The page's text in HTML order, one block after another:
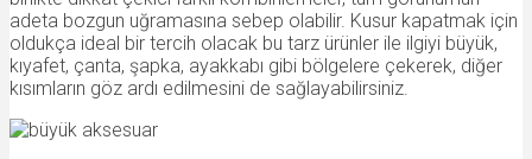
adeta bozgun uğramasına sebep olabilir. Kusur kapatmak için
oldukça ideal bir tercih olacak bu tarz ürünler ile ilgiyi büyük,
kıyafet, çanta, şapka, ayakkabı gibi bölgelere çekerek, diğer
kısımların göz ardı edilmesini de sağlayabilirsiniz.